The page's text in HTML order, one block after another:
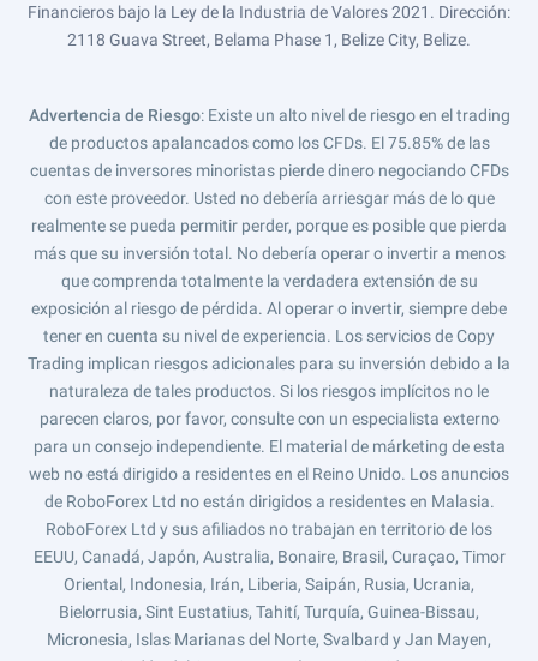
Financieros bajo la Ley de la Industria de Valores 2021. Dirección:
2118 Guava Street, Belama Phase 1, Belize City, Belize.
Advertencia de Riesgo: Existe un alto nivel de riesgo en el trading
de productos apalancados como los CFDs. El 75.85% de las
cuentas de inversores minoristas pierde dinero negociando CFDs
con este proveedor. Usted no debería arriesgar más de lo que
realmente se pueda permitir perder, porque es posible que pierda
más que su inversión total. No debería operar o invertir a menos
que comprenda totalmente la verdadera extensión de su
exposición al riesgo de pérdida. Al operar o invertir, siempre debe
tener en cuenta su nivel de experiencia. Los servicios de Copy
Trading implican riesgos adicionales para su inversión debido a la
naturaleza de tales productos. Si los riesgos implícitos no le
parecen claros, por favor, consulte con un especialista externo
para un consejo independiente. El material de márketing de esta
web no está dirigido a residentes en el Reino Unido. Los anuncios
de RoboForex Ltd no están dirigidos a residentes en Malasia.
RoboForex Ltd y sus afiliados no trabajan en territorio de los
EEUU, Canadá, Japón, Australia, Bonaire, Brasil, Curaçao, Timor
Oriental, Indonesia, Irán, Liberia, Saipán, Rusia, Ucrania,
Bielorrusia, Sint Eustatius, Tahití, Turquía, Guinea-Bissau,
Micronesia, Islas Marianas del Norte, Svalbard y Jan Mayen,